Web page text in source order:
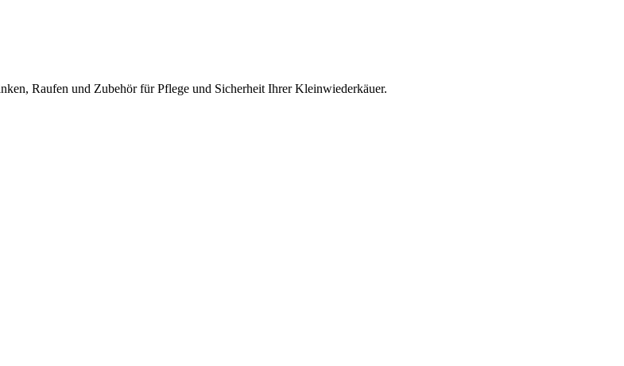
Raufen und Zubehör für Pflege und Sicherheit Ihrer Kleinwiederkäuer.